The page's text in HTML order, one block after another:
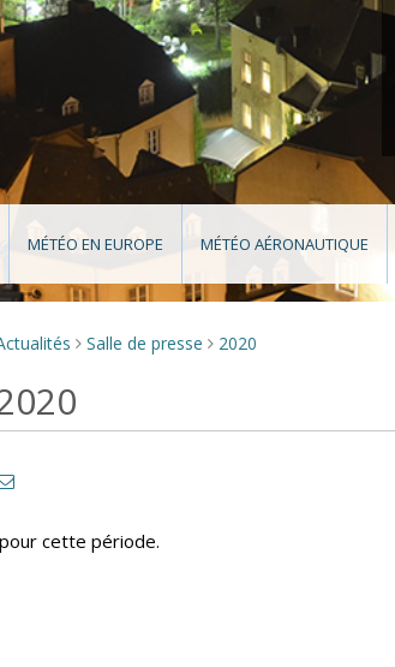
MÉTÉO EN EUROPE MÉTÉO AÉRONAUTIQUE
> Salle de presse > 2020
cette période.